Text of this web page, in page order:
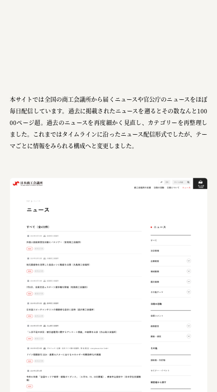
本サイトでは全国の商工会議所から届くニュースや官公庁のニュースをほぼ
毎日配信しています。過去に掲載されたニュースを遡るとその数なんと100
00ページ超。過去のニュースを再度細かく見直し、カテゴリーを再整理し
ました。これまではタイムラインに沿ったニュース配信形式でしたが、テー
マごとに情報をみられる構成へと変更しました。